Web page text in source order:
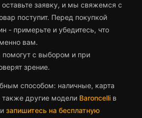
оставьте заявку, и мы свяжемся с
поступит. Перед покупкой
- примерьте и убедитесь, что
вам.
с выбором и при
зрение.
способом: наличные, карта
другие модели Baroncelli в
запишитесь на бесплатную